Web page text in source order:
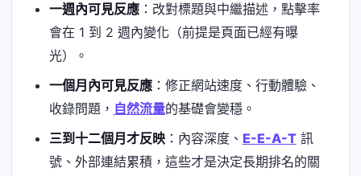
一週內可見反應：改對標題與中繼描述，點擊率
會在 1 到 2 週內變化（前提是頁面已經有曝
光）。
一個月內可見反應：修正網站速度、行動體驗、
收錄問題， 自然流量的基礎會變穩。
三到十二個月才反映：內容深度、 E-E-A-T訊
號、外部連結累積，這些才是決定長期排名的關